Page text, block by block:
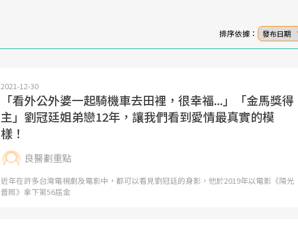
排序依據： 發布日期
2021-12-30
「看外公外婆一起騎機車去田裡，很幸福...」「金馬獎得
主」劉冠廷姐弟戀12年，讓我們看到愛情最真實的模
樣！
良醫劃重點
近年在許多台灣電視劇及電影中，都可以看見劉冠廷的身影，他於2019年以電影《陽光
普照》拿下第56屆金
面對超高齡社會的浪潮，台灣正在快速邁
向「健康照護」的新時代。隨著國家政策
務，更是民眾了解自身健康狀況、啟動健
2025年，就到良醫生活祭體驗「一站式健
康新生活」，從講座、體驗到運動，全面
良醫健康網從「換季的身體變化」出發，
透過醫學觀點與日常感受的對話，建立對